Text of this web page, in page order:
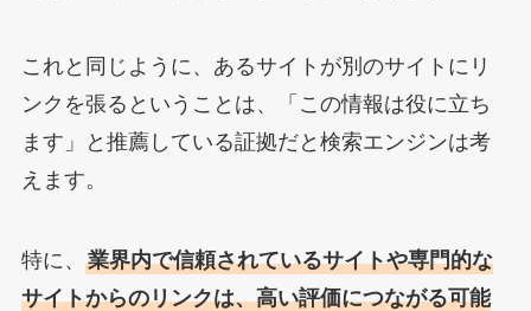
これと同じように、あるサイトが別のサイトにリ
ンクを張るということは、「この情報は役に立ち
ます」と推薦している証拠だと検索エンジンは考
えます。
特に、 業界内で信頼されているサイトや専門的な
サイトからのリンクは、高い評価につながる可能